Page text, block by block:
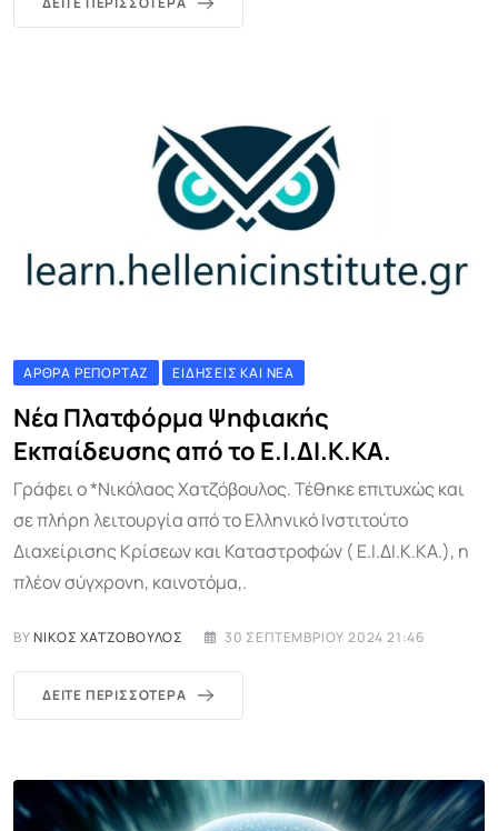
ΆΡΘΡΑ ΡΕΠΟΡΤΆΖ ΕΙΔΉΣΕΙΣ ΚΑΙ ΝΈΑ
Νέα Πλατφόρμα Ψηφιακής
Εκπαίδευσης από το Ε.Ι.ΔΙ.Κ.ΚΑ.
Γράφει ο *Νικόλαος Χατζόβουλος. Τέθηκε επιτυχώς και
σε πλήρη λειτουργία από το Ελληνικό Ινστιτούτο
Διαχείρισης Κρίσεων και Καταστροφών ( Ε.Ι.ΔΙ.Κ.ΚΑ.), η
πλέον σύγχρονη, καινοτόμα,.
BYΝΊΚΟΣ ΧΑΤΖΌΒΟΥΛΟΣ 30 ΣΕΠΤΕΜΒΡΊΟΥ 2024 21:46
ΔΕΊΤΕ ΠΕΡΙΣΣΌΤΕΡΑ